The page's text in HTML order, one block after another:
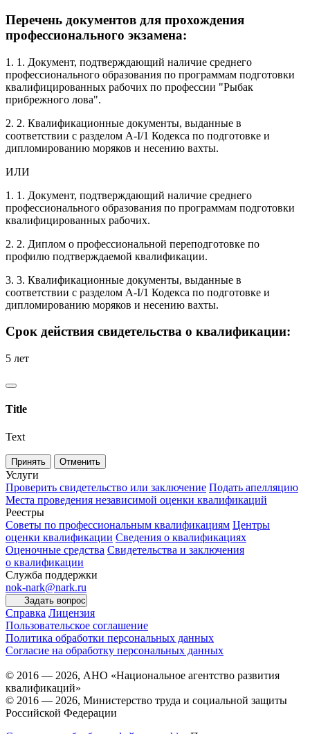
Перечень документов для прохождения
профессионального экзамена:
1. 1. Документ, подтверждающий наличие среднего
профессионального образования по программам подготовки
квалифицированных рабочих по профессии "Рыбак
прибрежного лова".
2. 2. Квалификационные документы, выданные в
соответствии с разделом А-I/1 Кодекса по подготовке и
дипломированию моряков и несению вахты.
ИЛИ
1. 1. Документ, подтверждающий наличие среднего
профессионального образования по программам подготовки
квалифицированных рабочих.
2. 2. Диплом о профессиональной переподготовке по
профилю подтверждаемой квалификации.
3. 3. Квалификационные документы, выданные в
соответствии с разделом А-I/1 Кодекса по подготовке и
дипломированию моряков и несению вахты.
Срок действия свидетельства о квалификации:
5 лет
Title
Text
Принять Отменить
Услуги
Проверить свидетельство или заключение Подать апелляцию
Места проведения независимой оценки квалификаций
Реестры
Советы по профессиональным квалификациям Центры
оценки квалификации Сведения о квалификациях
Оценочные средства Свидетельства и заключения
о квалификации
Служба поддержки
nok-nark@nark.ru
Задать вопрос
Справка Лицензия
Пользовательское соглашение
Политика обработки персональных данных
Согласие на обработку персональных данных
© 2016 — 2026, АНО «Национальное агентство развития
квалификаций»
© 2016 — 2026, Министерство труда и социальной защиты
Российской Федерации